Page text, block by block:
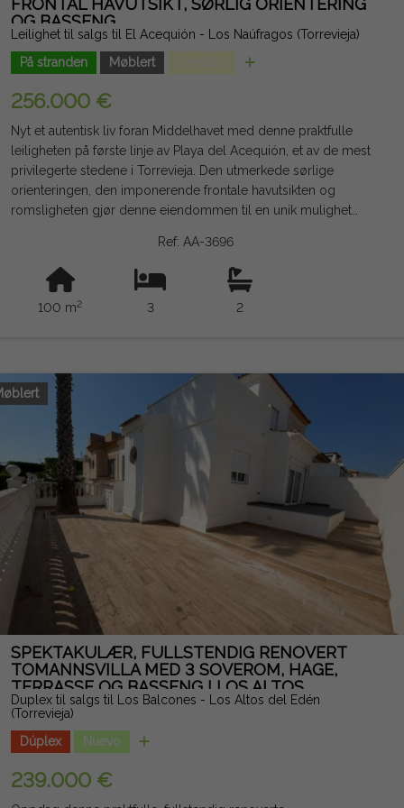
FRONTAL HAVUTSIKT, SØRLIG ORIENTERING
OG BASSENG
Leilighet til salgs til El Acequión - Los Naúfragos (Torrevieja)
På stranden
Møblert
256.000 €
Nyt et autentisk liv foran Middelhavet med denne praktfulle
leiligheten på første linje av Playa del Acequión, et av de mest
privilegerte stedene i Torrevieja. Den utmerkede sørlige
orienteringen, den imponerende frontale havutsikten og
romsligheten gjør denne eiendommen til en unik mulighet
Med 100 m² bygget tilbyr huset en komfortabel planløsning
med 3 store soverom, 2 komplette bad, en lys stue og
spisestue og et fullt funksjonelt selvstendig kjøkken. Den store
terrassen på 12 m², med panoramautsikt over Middelhavet, er
felles svømmebasseng, og det er mulighet for å skaffe en
valgfri garasjeplass, en merverdi i en så eksklusiv beliggenhet.
Eiendommen ligger i en bygning bygget i 1980 og er omgitt
av alle tjenester, supermarkeder, restauranter, promenade og
offentlig transport, og har alle kvalitetene som trengs for å bli
ditt hjem ved sjøen eller en utmerket investering med stort
potensial for lønnsomhet. En eksepsjonell mulighet til å nyte
enestående utsikt og middelhavslivsstilen ved stranden.
Juridisk merknad: Gebyrer og skatter er ikke inkludert.
Informasjonen som gis er indikativ og ikke juridisk bindende,
og kan inneholde feil.
Ref: AA-3696
100 m2 3 2
SPEKTAKULÆR, FULLSTENDIG RENOVERT
TOMANNSVILLA MED 3 SOVEROM, HAGE,
TERRASSE OG BASSENG I LOS ALTOS
Duplex til salgs til Los Balcones - Los Altos del Edén
(Torrevieja)
Dúplex
Nuevo
239.000 €